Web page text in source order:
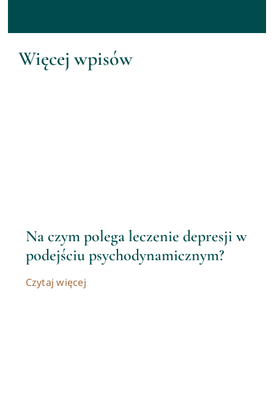
Więcej wpisów
Na czym polega leczenie depresji w
podejściu psychodynamicznym?
Czytaj więcej